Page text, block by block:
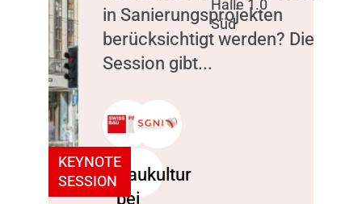
KEYNOTE
SESSION
in Sanierungsprojekten
berücksichtigt werden? Die
Session gibt...
Halle 1.0
Süd